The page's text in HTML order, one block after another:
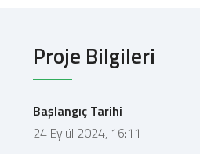
Proje Bilgileri
Başlangıç Tarihi
24 Eylül 2024, 16:11